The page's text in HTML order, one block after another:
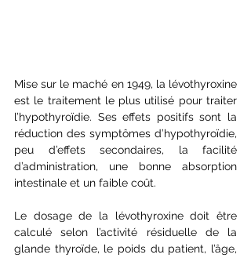
Mise sur le maché en 1949, la lévothyroxine
est le traitement le plus utilisé pour traiter
l’hypothyroïdie. Ses effets positifs sont la
réduction des symptômes d’hypothyroïdie,
peu d’effets secondaires, la facilité
d’administration, une bonne absorption
intestinale et un faible coût.
Le dosage de la lévothyroxine doit être
calculé selon l’activité résiduelle de la
glande thyroïde, le poids du patient, l’âge,